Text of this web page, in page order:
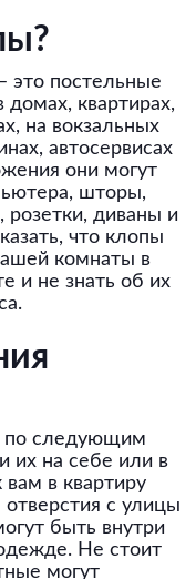
это постельные
квартирах,
на вокзальных
автосервисах
они могут
шторы,
диваны и
что клопы
комнаты в
и не знать об их
по следующим
их на себе или в
в квартиру
с улицы
быть внутри
Не стоит
могут